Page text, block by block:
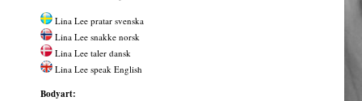
Lina Lee pratar svenska
Lina Lee snakke norsk
Lina Lee taler dansk
Lina Lee speak English
Bodyart: